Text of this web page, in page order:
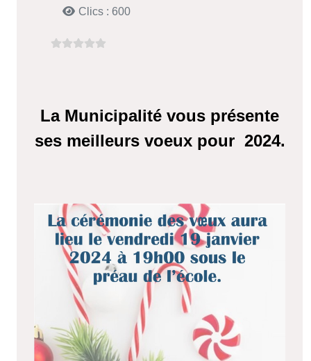
Clics : 600
La Municipalité vous présente
ses meilleurs voeux pour 2024.